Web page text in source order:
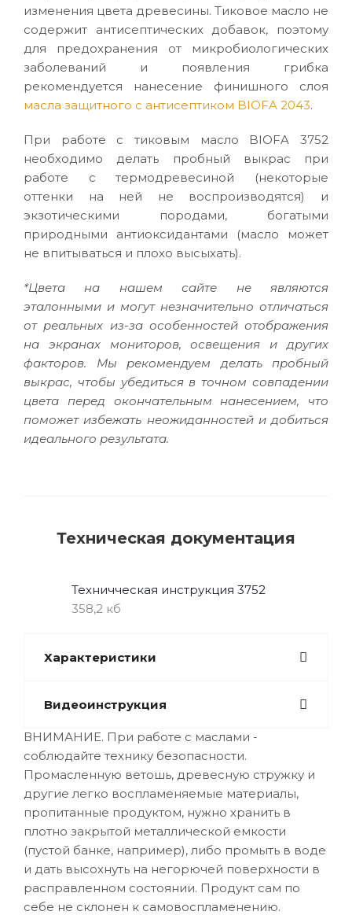
изменения цвета древесины. Тиковое масло не
содержит антисептических добавок, поэтому
для предохранения от микробиологических
заболеваний и появления грибка
рекомендуется нанесение финишного слоя
масла защитного с антисептиком BIOFA 2043.
При работе с тиковым масло BIOFA 3752
необходимо делать пробный выкрас при
работе с термодревесиной (некоторые
оттенки на ней не воспроизводятся) и
экзотическими породами, богатыми
природными антиоксидантами (масло может
не впитываться и плохо высыхать).
*Цвета на нашем сайте не являются
эталонными и могут незначительно отличаться
от реальных из-за особенностей отображения
на экранах мониторов, освещения и других
факторов. Мы рекомендуем делать пробный
выкрас, чтобы убедиться в точном совпадении
цвета перед окончательным нанесением, что
поможет избежать неожиданностей и добиться
идеального результата.
Техническая документация
Техничческая инструкция 3752
358,2 кб
Характеристики
Видеоинструкция
ВНИМАНИЕ. При работе с маслами -
соблюдайте технику безопасности.
Промасленную ветошь, древесную стружку и
другие легко воспламеняемые материалы,
пропитанные продуктом, нужно хранить в
плотно закрытой металлической емкости
(пустой банке, например), либо промыть в воде
и дать высохнуть на негорючей поверхности в
расправленном состоянии. Продукт сам по
себе не склонен к самовоспламенению.